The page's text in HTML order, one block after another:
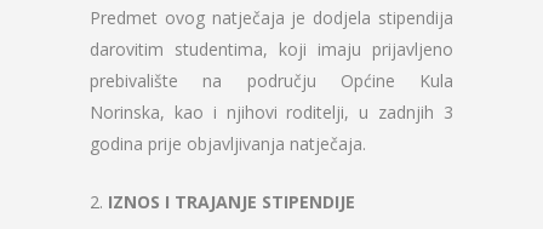
Predmet ovog natječaja je dodjela stipendija
darovitim studentima, koji imaju prijavljeno
prebivalište na području Općine Kula
Norinska, kao i njihovi roditelji, u zadnjih 3
godina prije objavljivanja natječaja.
2. IZNOS I TRAJANJE STIPENDIJE